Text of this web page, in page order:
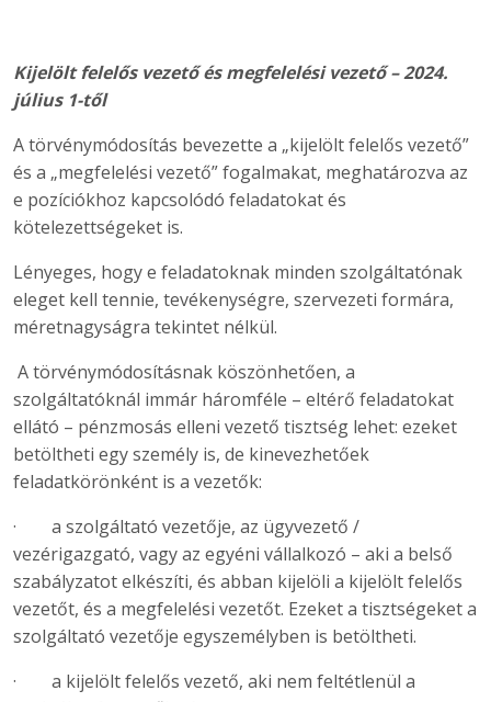
Kijelölt felelős vezető és megfelelési vezető – 2024.
július 1-től
A törvénymódosítás bevezette a „kijelölt felelős vezető”
és a „megfelelési vezető” fogalmakat, meghatározva az
e pozíciókhoz kapcsolódó feladatokat és
kötelezettségeket is.
Lényeges, hogy e feladatoknak minden szolgáltatónak
eleget kell tennie, tevékenységre, szervezeti formára,
méretnagyságra tekintet nélkül.
A törvénymódosításnak köszönhetően, a
szolgáltatóknál immár háromféle – eltérő feladatokat
ellátó – pénzmosás elleni vezető tisztség lehet: ezeket
betöltheti egy személy is, de kinevezhetőek
feladatkörönként is a vezetők:
· a szolgáltató vezetője, az ügyvezető /
vezérigazgató, vagy az egyéni vállalkozó – aki a belső
szabályzatot elkészíti, és abban kijelöli a kijelölt felelős
vezetőt, és a megfelelési vezetőt. Ezeket a tisztségeket a
szolgáltató vezetője egyszemélyben is betöltheti.
· a kijelölt felelős vezető, aki nem feltétlenül a